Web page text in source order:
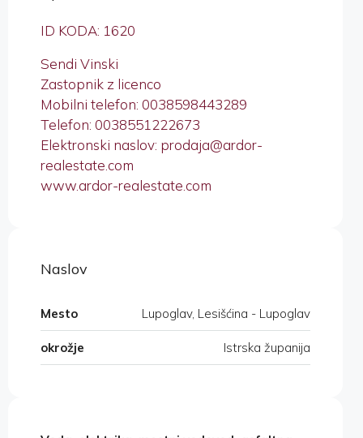
ID KODA: 1620
Sendi Vinski
Zastopnik z licenco
Mobilni telefon: 0038598443289
Telefon: 0038551222673
Elektronski naslov: prodaja@ardor-
realestate.com
www.ardor-realestate.com
Naslov
Mesto Lupoglav, Lesišćina - Lupoglav
okrožje Istrska županija